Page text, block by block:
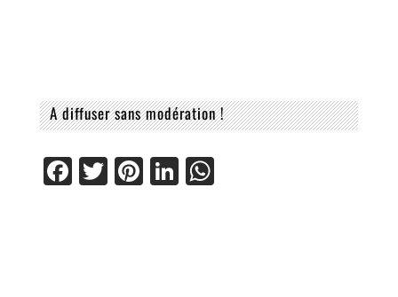
A diffuser sans modération !
Facebook
TwitterPinterest
LinkedIn